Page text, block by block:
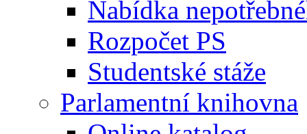
Nabídka
Rozpočet PS
Studentské stáže
Parlamentní knihovna